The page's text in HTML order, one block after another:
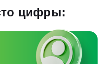
цифры: